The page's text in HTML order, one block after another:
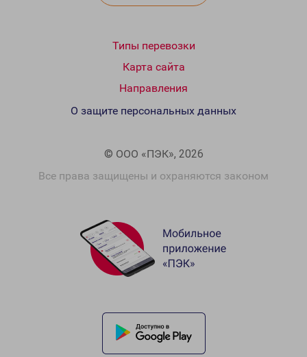
Типы перевозки
Карта сайта
Направления
© ООО «ПЭК», 2026
Все права защищены и охраняются законом
О защите персональных данных